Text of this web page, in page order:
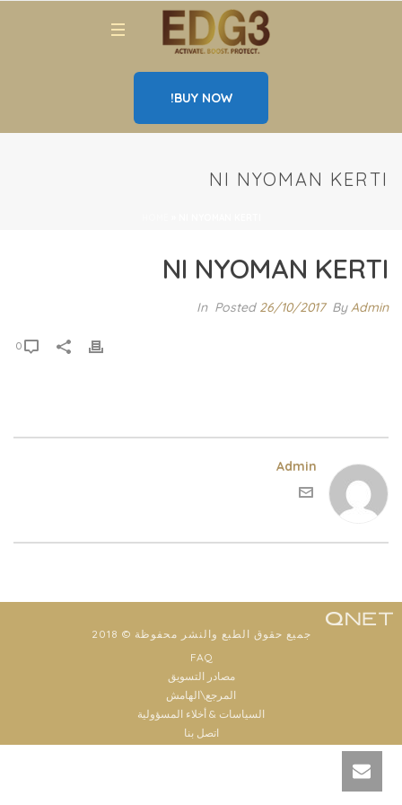
BUY NOW!
NI NYOMAN KERTI
NI NYOMAN KERTI
ByAdmin
Posted
26/10/2017
In
Admin
جميع حقوق الطبع والنشر محفوظة © 2018
FAQ
مصادر التسويق
المرجع\الهامش
السياسات & أخلاء المسؤولية
اتصل بنا